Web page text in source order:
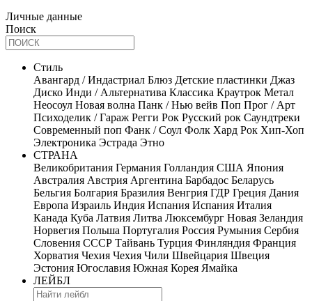
Личные данные
Поиск
Стиль
Авангард / Индастриал Блюз Детские пластинки Джаз
Диско Инди / Альтернатива Классика Краутрок Метал
Неосоул Новая волна Панк / Нью вейв Поп Прог / Арт
Психоделик / Гараж Регги Рок Русский рок Саундтреки
Современный поп Фанк / Соул Фолк Хард Рок Хип-Хоп
Электроника Эстрада Этно
СТРАНА
Великобритания Германия Голландия США Япония
Австралия Австрия Аргентина Барбадос Беларусь
Бельгия Болгария Бразилия Венгрия ГДР Греция Дания
Европа Израиль Индия Испания Испания Италия
Канада Куба Латвия Литва Люксембург Новая Зеландия
Норвегия Польша Португалия Россия Румыния Сербия
Словения СССР Тайвань Турция Финляндия Франция
Хорватия Чехия Чехия Чили Швейцария Швеция
Эстония Югославия Южная Корея Ямайка
ЛЕЙБЛ